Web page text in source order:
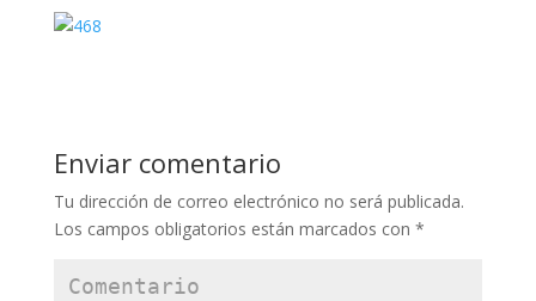
Enviar comentario
Tu dirección de correo electrónico no será publicada.
Los campos obligatorios están marcados con *